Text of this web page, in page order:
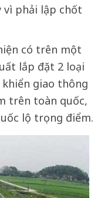
vì phải lập chốt
có trên một
lắp đặt 2 loại
giao thông
trên toàn quốc,
lộ trọng điểm.